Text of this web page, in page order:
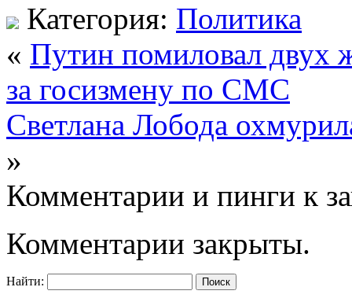
Категория: Политика
« Путин помиловал двух
за госизмену по СМС
Светлана Лобода
»
Комментарии и пинги к
Комментарии закрыты.
Найти: